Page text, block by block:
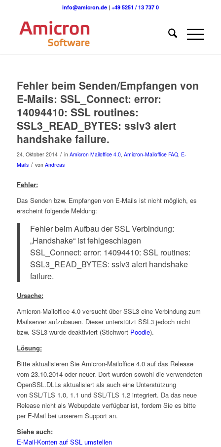
info@amicron.de| +49 5251 / 13 737 0
Fehler beim Senden/Empfangen von
E-Mails: SSL_Connect: error:
14094410: SSL routines:
SSL3_READ_BYTES: sslv3 alert
handshake failure.
24. Oktober 2014 / in Amicron Mailoffice 4.0, Amicron-Mailoffice FAQ, E-
Mails / von Andreas
Fehler:
Das Senden bzw. Empfangen von E-Mails ist nicht möglich, es
erscheint folgende Meldung:
Fehler beim Aufbau der SSL Verbindung:
„Handshake“ ist fehlgeschlagen
SSL_Connect: error: 14094410: SSL routines:
SSL3_READ_BYTES: sslv3 alert handshake
failure.
Ursache:
Amicron-Mailoffice 4.0 versucht über SSL3 eine Verbindung zum
Mailserver aufzubauen. Dieser unterstützt SSL3 jedoch nicht
bzw. SSL3 wurde deaktiviert (Stichwort Poodle).
Lösung:
Bitte aktualisieren Sie Amicron-Mailoffice 4.0 auf das Release
vom 23.10.2014 oder neuer. Dort wurden sowohl die verwendeten
OpenSSL.DLLs aktualisiert als auch eine Unterstützung
von SSL/TLS 1.0, 1.1 und SSL/TLS 1.2 integriert. Da das neue
Release nicht als Webupdate verfügbar ist, fordern Sie es bitte
per E-Mail bei unserem Support an.
Siehe auch:
E-Mail-Konten auf SSL umstellen